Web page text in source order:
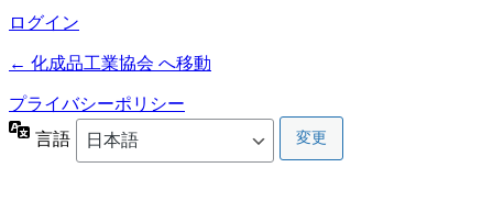
ログイン
← 化成品工業協会 へ移動
プライバシーポリシー
言語